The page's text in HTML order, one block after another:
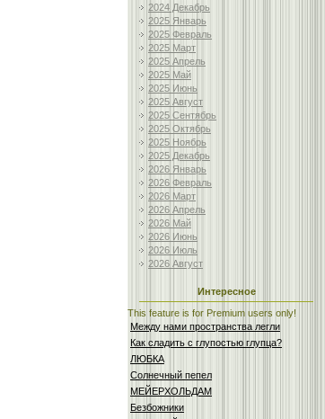
2024 Декабрь
2025 Январь
2025 Февраль
2025 Март
2025 Апрель
2025 Май
2025 Июнь
2025 Август
2025 Сентябрь
2025 Октябрь
2025 Ноябрь
2025 Декабрь
2026 Январь
2026 Февраль
2026 Март
2026 Апрель
2026 Май
2026 Июнь
2026 Июль
2026 Август
Интересное
This feature is for Premium users only!
Между нами пространства легли
Как сладить с глупостью глупца?
ЛЮБКА
Солнечный пепел
МЕЙЕРХОЛЬДАМ
Безбожники